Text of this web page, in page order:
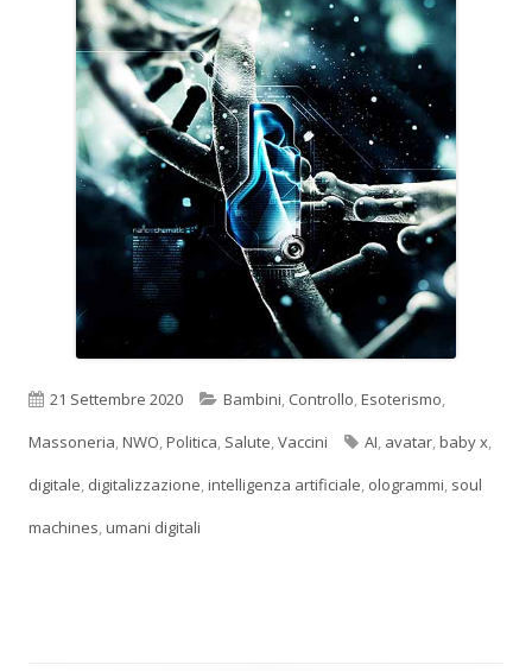
Pubblicato
21 Settembre 2020 Categorie
Bambini Controllo Esoterismo
Massoneria NWO Politica Salute Vaccini Tag
AI avatar baby x
digitale digitalizzazione intelligenza artificiale ologrammi soul
machines umani digitali